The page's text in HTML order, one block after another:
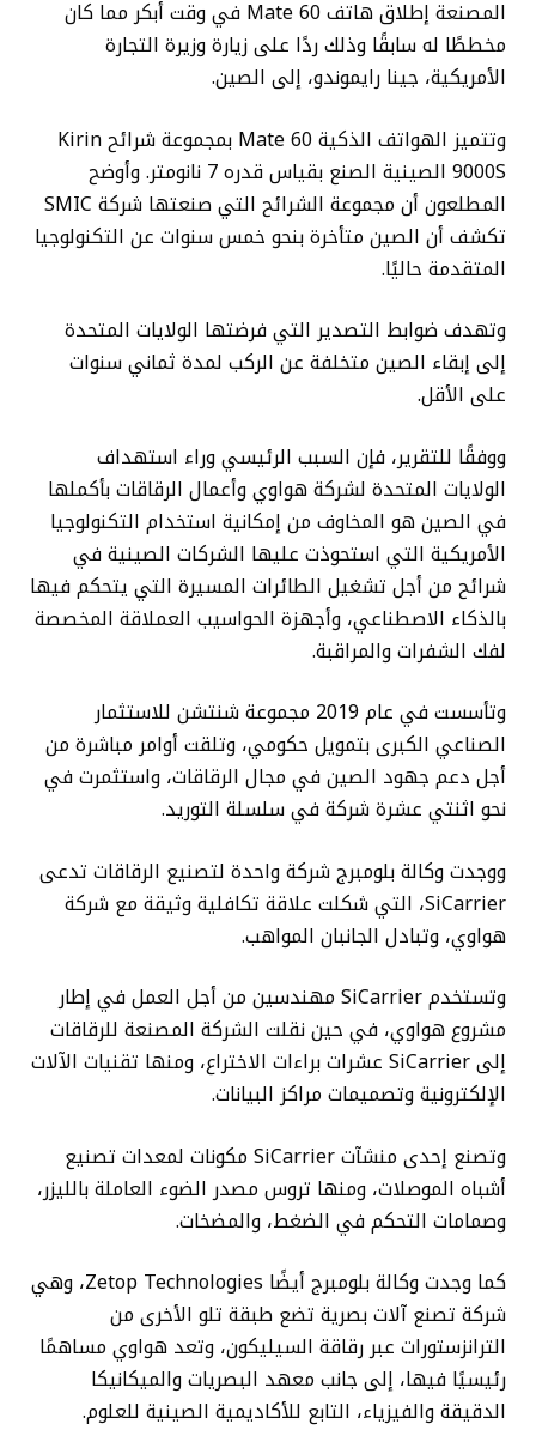
المصنعة إطلاق هاتف Mate 60 في وقت أبكر مما كان
مخططًا له سابقًا وذلك ردًا على زيارة وزيرة التجارة
الأمريكية، جينا رايموندو، إلى الصين.
وتتميز الهواتف الذكية Mate 60 بمجموعة شرائح Kirin
9000S الصينية الصنع بقياس قدره 7 نانومتر. وأوضح
المطلعون أن مجموعة الشرائح التي صنعتها شركة SMIC
تكشف أن الصين متأخرة بنحو خمس سنوات عن التكنولوجيا
المتقدمة حاليًا.
وتهدف ضوابط التصدير التي فرضتها الولايات المتحدة
إلى إبقاء الصين متخلفة عن الركب لمدة ثماني سنوات
على الأقل.
ووفقًا للتقرير، فإن السبب الرئيسي وراء استهداف
الولايات المتحدة لشركة هواوي وأعمال الرقاقات بأكملها
في الصين هو المخاوف من إمكانية استخدام التكنولوجيا
الأمريكية التي استحوذت عليها الشركات الصينية في
شرائح من أجل تشغيل الطائرات المسيرة التي يتحكم فيها
بالذكاء الاصطناعي، وأجهزة الحواسيب العملاقة المخصصة
لفك الشفرات والمراقبة.
وتأسست في عام 2019 مجموعة شنتشن للاستثمار
الصناعي الكبرى بتمويل حكومي، وتلقت أوامر مباشرة من
أجل دعم جهود الصين في مجال الرقاقات، واستثمرت في
نحو اثنتي عشرة شركة في سلسلة التوريد.
ووجدت وكالة بلومبرج شركة واحدة لتصنيع الرقاقات تدعى
SiCarrier، التي شكلت علاقة تكافلية وثيقة مع شركة
هواوي، وتبادل الجانبان المواهب.
وتستخدم SiCarrier مهندسين من أجل العمل في إطار
مشروع هواوي، في حين نقلت الشركة المصنعة للرقاقات
إلى SiCarrier عشرات براءات الاختراع، ومنها تقنيات الآلات
الإلكترونية وتصميمات مراكز البيانات.
وتصنع إحدى منشآت SiCarrier مكونات لمعدات تصنيع
أشباه الموصلات، ومنها تروس مصدر الضوء العاملة بالليزر،
وصمامات التحكم في الضغط، والمضخات.
كما وجدت وكالة بلومبرج أيضًا Zetop Technologies، وهي
شركة تصنع آلات بصرية تضع طبقة تلو الأخرى من
الترانزستورات عبر رقاقة السيليكون، وتعد هواوي مساهمًا
رئيسيًا فيها، إلى جانب معهد البصريات والميكانيكا
الدقيقة والفيزياء، التابع للأكاديمية الصينية للعلوم.